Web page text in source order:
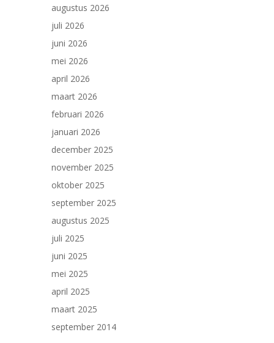
augustus 2026
juli 2026
juni 2026
mei 2026
april 2026
maart 2026
februari 2026
januari 2026
december 2025
november 2025
oktober 2025
september 2025
augustus 2025
juli 2025
juni 2025
mei 2025
april 2025
maart 2025
september 2014